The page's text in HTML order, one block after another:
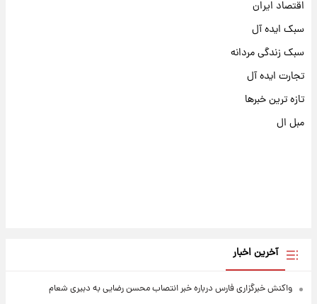
اقتصاد ایران
سبک ایده آل
سبک زندگی مردانه
تجارت ایده آل
تازه ترین خبرها
مبل ال
آخرین اخبار
واکنش خبرگزاری فارس درباره خبر انتصاب محسن رضایی به دبیری شعام